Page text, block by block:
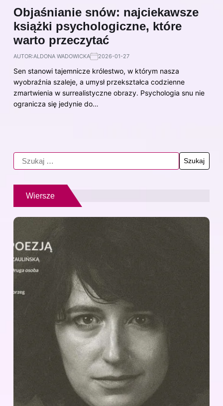
Objaśnianie snów: najciekawsze
książki psychologiczne, które
warto przeczytać
AUTOR:ALDONA WADOWICKA 2026-01-27
Sen stanowi tajemnicze królestwo, w którym nasza
wyobraźnia szaleje, a umysł przekształca codzienne
zmartwienia w surrealistyczne obrazy. Psychologia snu nie
ogranicza się jedynie do…
Wiersze